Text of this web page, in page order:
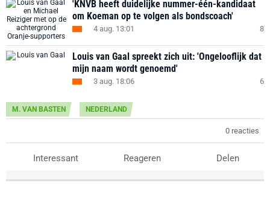
'KNVB heeft duidelijke nummer-één-kandidaat
om Koeman op te volgen als bondscoach'
4 aug. 13:01 8
Louis van Gaal spreekt zich uit: 'Ongelooflijk dat
mijn naam wordt genoemd'
3 aug. 18:06 6
M. VAN BASTEN NEDERLAND
0 reacties
Interessant Reageren Delen